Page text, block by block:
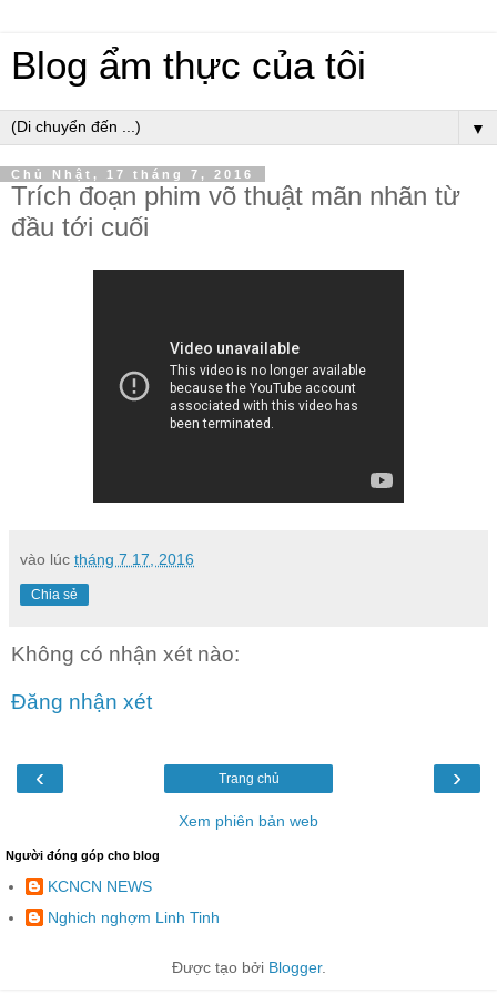
Blog ẩm thực của tôi
▼
Chủ Nhật, 17 tháng 7, 2016
Trích đoạn phim võ thuật mãn nhãn từ
đầu tới cuối
vào lúc tháng 7 17, 2016
Chia sẻ
Không có nhận xét nào:
Đăng nhận xét
‹ ›
Trang chủ
Xem phiên bản web
Người đóng góp cho blog
KCNCN NEWS
Nghich nghợm Linh Tinh
Được tạo bởi Blogger.